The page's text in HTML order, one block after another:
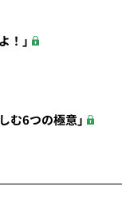
！」
む6つの極意」